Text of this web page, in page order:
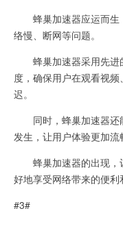
蜂巢加速器应运而生
络慢、断网等问题。
蜂巢加速器采用先进
度，确保用户在观看视
迟。
同时，蜂巢加速器还
发生，让用户体验更加流
蜂巢加速器的出现，
好地享受网络带来的便利
#3#